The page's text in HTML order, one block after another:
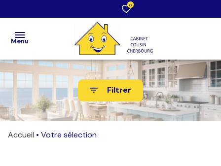
0
Menu
Accueil
Acheter
Louer
Filtrer
Accueil Votre sélection